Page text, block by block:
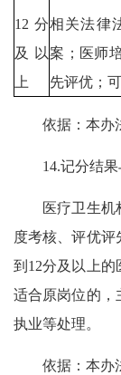
12分
及以
上
相关法律
案；医师
先评优；
依据：本办
14.记分结果
医疗卫生机构
度考核、评优评
到12分及以上的
适合原岗位的，
执业等处理。
依据：本办法